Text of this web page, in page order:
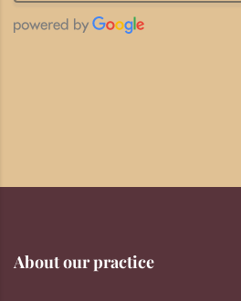
About our practice